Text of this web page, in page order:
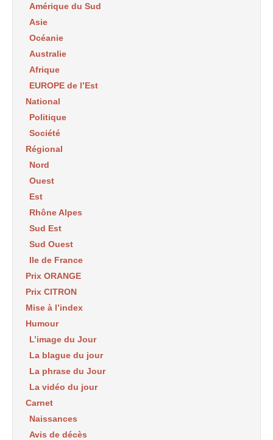
Amérique du Sud
Asie
Océanie
Australie
Afrique
EUROPE de l’Est
National
Politique
Société
Régional
Nord
Ouest
Est
Rhône Alpes
Sud Est
Sud Ouest
Ile de France
Prix ORANGE
Prix CITRON
Mise à l’index
Humour
L’image du Jour
La blague du jour
La phrase du Jour
La vidéo du jour
Carnet
Naissances
Avis de décès